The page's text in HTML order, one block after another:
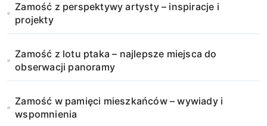
Zamość z perspektywy artysty – inspiracje i
projekty
Zamość z lotu ptaka – najlepsze miejsca do
obserwacji panoramy
Zamość w pamięci mieszkańców – wywiady i
wspomnienia